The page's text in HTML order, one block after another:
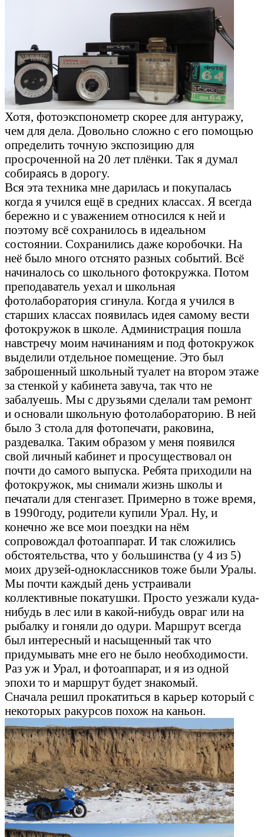
Хотя, фотоэкспонометр скорее для антуражу,
чем для дела. Довольно сложно с его помощью
определить точную экспозицию для
просроченной на 20 лет плёнки. Так я думал
собираясь в дорогу.
Вся эта техника мне дарилась и покупалась
когда я учился ещё в средних классах. Я всегда
бережно и с уважением относился к ней и
поэтому всё сохранилось в идеальном
состоянии. Сохранились даже коробочки. На
неё было много отснято разных событий. Всё
начиналось со школьного фотокружка. Потом
преподаватель уехал и школьная
фотолаборатория сгинула. Когда я учился в
старших классах появилась идея самому вести
фотокружок в школе. Администрация пошла
навстречу моим начинаниям и под фотокружок
выделили отдельное помещение. Это был
заброшенный школьный туалет на втором этаже
за стенкой у кабинета завуча, так что не
забалуешь. Мы с друзьями сделали там ремонт
и основали школьную фотолабораторию. В ней
было 3 стола для фотопечати, раковина,
раздевалка. Таким образом у меня появился
свой личный кабинет и просуществовал он
почти до самого выпуска. Ребята приходили на
фотокружок, мы снимали жизнь школы и
печатали для стенгазет. Примерно в тоже время,
в 1990году, родители купили Урал. Ну, и
конечно же все мои поездки на нём
сопровождал фотоаппарат. И так сложились
обстоятельства, что у большинства (у 4 из 5)
моих друзей-одноклассников тоже были Уралы.
Мы почти каждый день устраивали
коллективные покатушки. Просто уезжали куда-
нибудь в лес или в какой-нибудь овраг или на
рыбалку и гоняли до одури. Маршрут всегда
был интересный и насыщенный так что
придумывать мне его не было необходимости.
Раз уж и Урал, и фотоаппарат, и я из одной
эпохи то и маршрут будет знакомый.
Сначала решил прокатиться в карьер который с
некоторых ракурсов похож на каньон.